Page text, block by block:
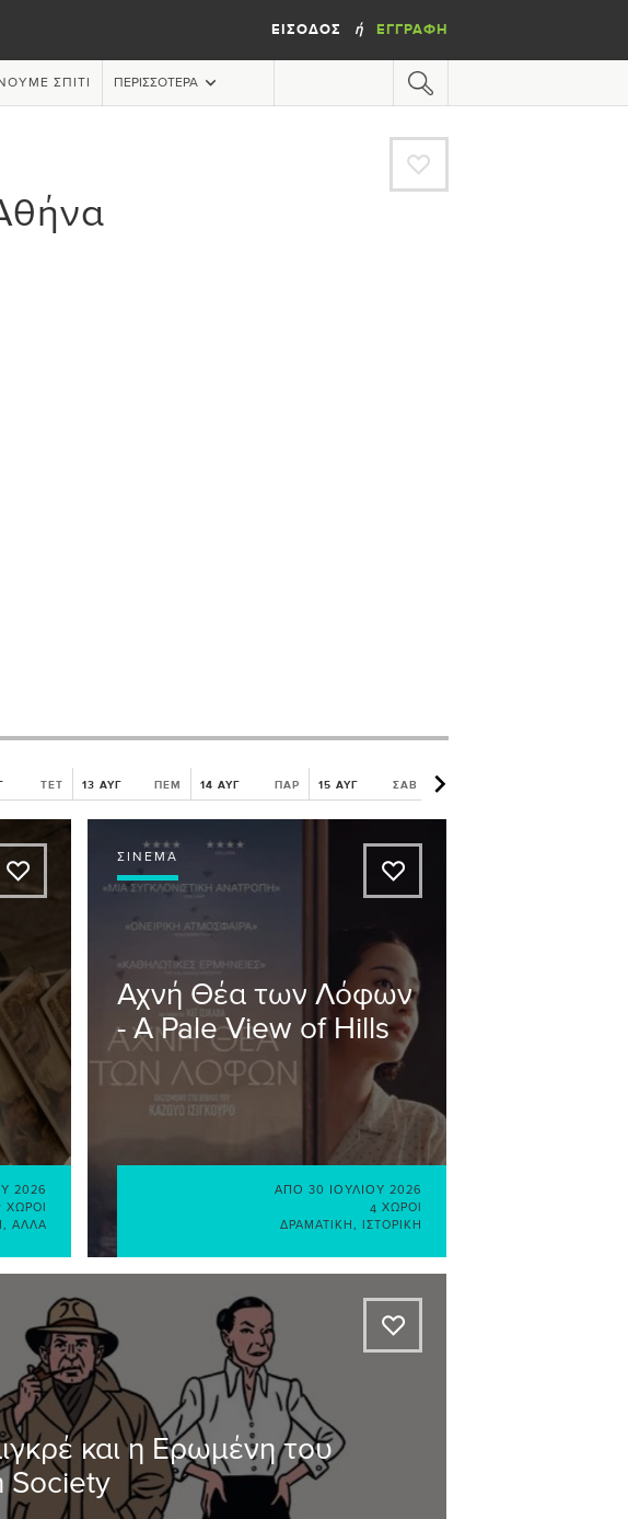
ΕΊΣΟΔΟΣ ή ΕΓΓΡΑΦΉ
ΣΠΊΤΙ ΠΕΡΙΣΣΌΤΕΡΑ
A
ΤΕΤ 13 ΑΥΓ ΠΕΜ 14 ΑΥΓ ΠΑΡ 15 ΑΥΓ ΣΑΒ 16 ΑΥΓ
A
2026
ΧΏΡΟΙ
ΆΛΛΑ
ΣΙΝΕΜΆ
A
Αχνή Θέα των Λόφων
- A Pale View of Hills
ΑΠΌ 30 ΙΟΥΛΊΟΥ 2026
4 ΧΏΡΟΙ
ΔΡΑΜΑΤΙΚΉ
ΙΣΤΟΡΙΚΉ
A
και η Ερωμένη του
Society